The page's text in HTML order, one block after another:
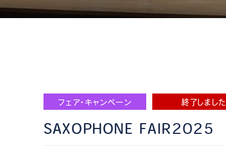
フェア・キャンペーン 終了しました
SAXOPHONE FAIR2025